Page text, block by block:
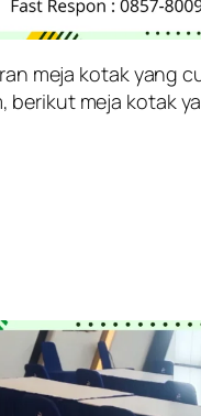
meja kotak yang
berikut meja kotak